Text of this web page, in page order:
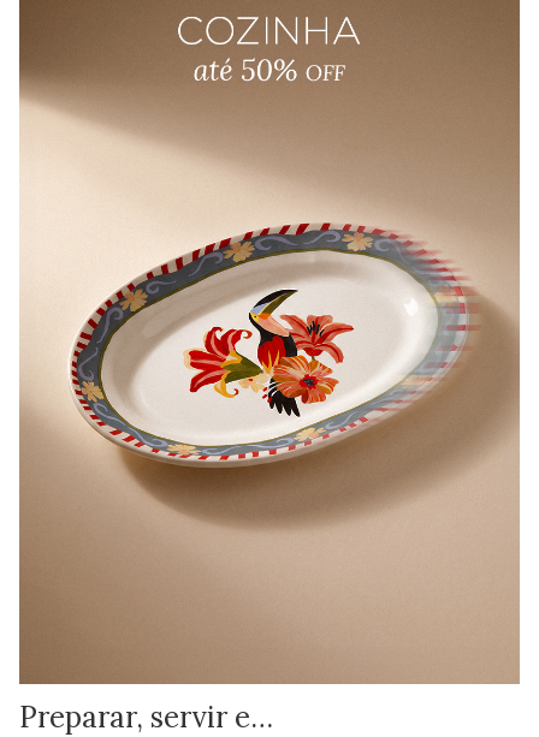
Preparar, servir e…